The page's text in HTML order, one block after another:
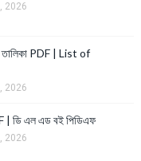
2026
তালিকা PDF | List of
2026
ডি এল এড বই পিডিএফ
2026